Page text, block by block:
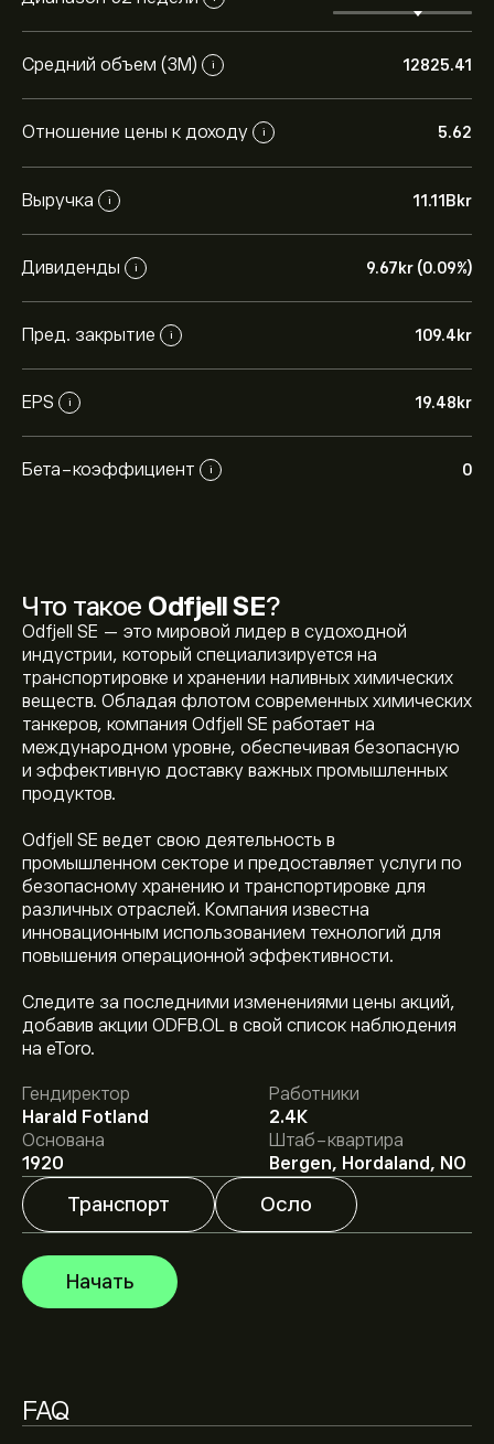
Средний объем (3М) i 12825.41
Отношение цены к доходу i 5.62
Выручка i 11.11B‎kr‎
Дивиденды i 9.67‎kr‎ (0.09%)
Пред. закрытие i 109.4‎kr‎
EPS i 19.48‎kr‎
Бета-коэффициент i 0
Что такое Odfjell SE?
Odfjell SE — это мировой лидер в судоходной
индустрии, который специализируется на
транспортировке и хранении наливных химических
веществ. Обладая флотом современных химических
танкеров, компания Odfjell SE работает на
международном уровне, обеспечивая безопасную
и эффективную доставку важных промышленных
продуктов.
Odfjell SE ведет свою деятельность в
промышленном секторе и предоставляет услуги по
безопасному хранению и транспортировке для
различных отраслей. Компания известна
инновационным использованием технологий для
повышения операционной эффективности.
Следите за последними изменениями цены акций,
добавив акции ODFB.OL в свой список наблюдения
на eToro.
Гендиректор
Harald Fotland
Работники
2.4K
Основана
1920
Штаб-квартира
Bergen, Hordaland, NO
Транспорт Осло
Начать
FAQ
Текущая цена акции ODFB.OL составляет 109.20‎kr‎.
109.20‎kr‎.Зарегистрируйтесь
на eToro, чтобы
получить подробные прогнозы и целевые цены от
аналитиков.
Аналитики предоставляют прогнозы по акции Odfjell
SE, основываясь на рыночных тенденциях,
финансовых отчетах и предполагаемом росте.
Ознакомьтесь с последним прогнозом для будущих
Рыночная капитализация Odfjell SE — это 8.66B‎kr‎